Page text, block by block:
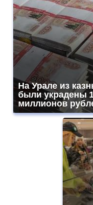
На Урале из
были украдены
миллионов